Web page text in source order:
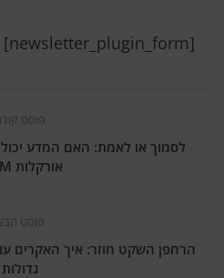
[newsletter_plugin_form]
פוסט
לסמוך או לאמת: האם המדע
אורקלות LLM?
פוסט
הרחפן השקט חוזר: איך האקרים
גדולות